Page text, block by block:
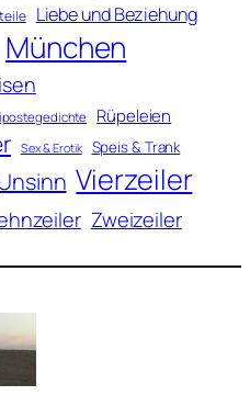
Liebe und Beziehung
München
Rüpeleien
Sex & Erotik Speis & Trank
Vierzeiler
Zweizeiler